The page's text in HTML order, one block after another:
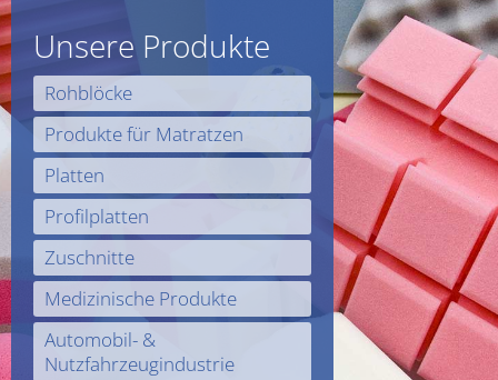
Unsere Produkte
Rohblöcke
Produkte für Matratzen
Platten
Profilplatten
Zuschnitte
Medizinische Produkte
Automobil- &
Nutzfahrzeugindustrie